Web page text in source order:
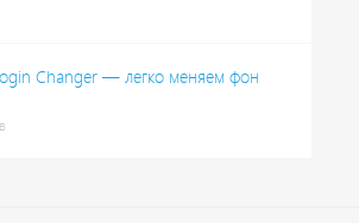
Changer — легко меняем фон